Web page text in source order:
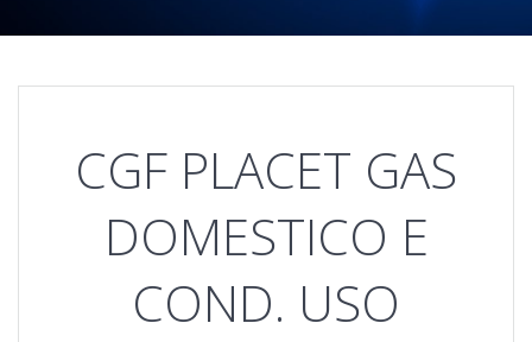
CGF PLACET GAS
DOMESTICO E
COND. USO